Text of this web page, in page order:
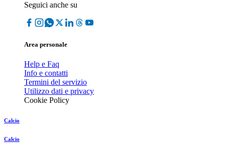
Seguici anche su
Area personale
Help e Faq
Info e contatti
Termini del servizio
Utilizzo dati e privacy
Cookie Policy
Calcio
Calcio